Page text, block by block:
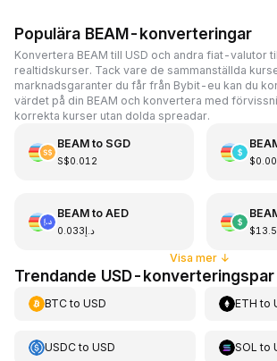
Populära BEAM-konverteringar
Konvertera BEAM till USD och andra fiat-valutor
realtidskurser. Tack vare de sammanställda
marknadsgaranter du får från Bybit-eu kan du
värdet på din BEAM och konvertera med
korrekta kurser utan dolda spreadar.
BEAMto SGD
S$0.012
BEAMto AED
د.إ0.033
Visa mer ↓
Trendande USD-konverteringspar
BTCto USD ETH to
USDCto USD SOL to